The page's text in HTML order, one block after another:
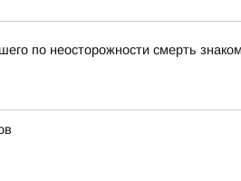
по неосторожности смерть